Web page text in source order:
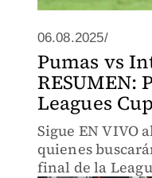
06.08.2025/
Pumas vs
RESUMEN:
Leagues
Sigue EN VIVO
quienes
final de la